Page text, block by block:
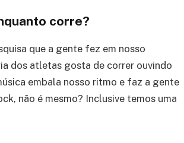
corre?
que a gente fez em nosso
dos atletas gosta de correr ouvindo
embala nosso ritmo e faz a gente
não é mesmo? Inclusive temos uma